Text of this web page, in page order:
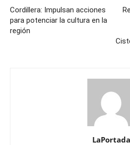
Cordillera: Impulsan acciones
para potenciar la cultura en la
región
LaPortada